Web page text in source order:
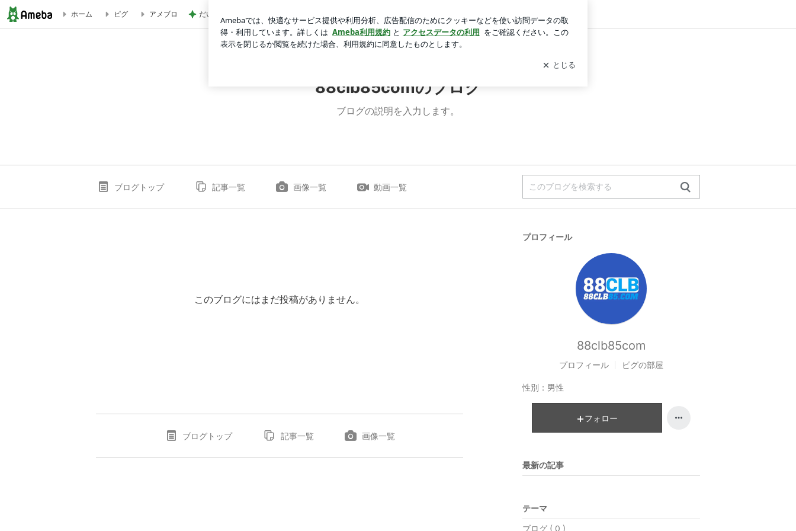
ホーム ピグ アメブロ だいた 薬の為に結局3枚食べたジャム 新規登録 ログイン
88clb85comのブログ
ブログの説明を入力します。
ブログトップ 記事一覧 画像一覧 動画一覧
このブログにはまだ投稿がありません。
ブログトップ 記事一覧 画像一覧
プロフィール
88clb85com
プロフィール ピグの部屋
性別： 男性
フォロー
最新の記事
テーマ
ブログ ( 0 )